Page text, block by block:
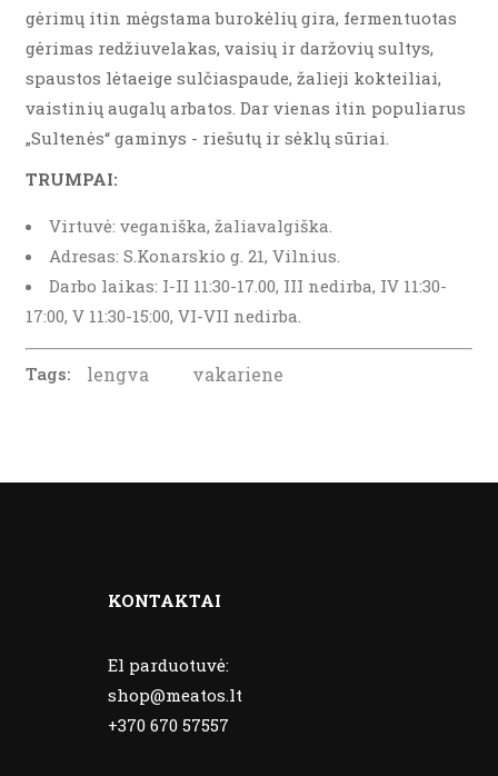
gėrimų itin mėgstama burokėlių gira, fermentuotas
gėrimas redžiuvelakas, vaisių ir daržovių sultys,
spaustos lėtaeige sulčiaspaude, žalieji kokteiliai,
vaistinių augalų arbatos. Dar vienas itin populiarus
„Sultenės“ gaminys - riešutų ir sėklų sūriai.
TRUMPAI:
Virtuvė: veganiška, žaliavalgiška.
Adresas: S.Konarskio g. 21, Vilnius.
Darbo laikas: I-II 11:30-17.00, III nedirba, IV 11:30-
17:00, V 11:30-15:00, VI-VII nedirba.
Tags: lengva vakariene
KONTAKTAI
El parduotuvė:
shop@meatos.lt
+370 670 57557